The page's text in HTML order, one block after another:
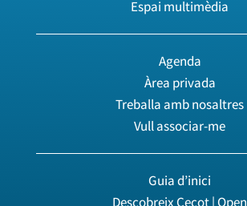
Espai multimèdia
Agenda
Àrea privada
Treballa amb nosaltres
Vull associar-me
Guia d’inici
Descobreix Cecot | Open